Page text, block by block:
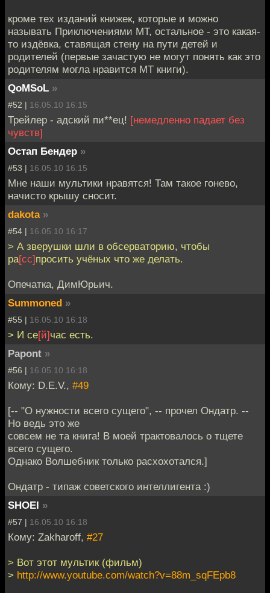
кроме тех изданий книжек, которые и можно
называть Приключениями МТ, остальное - это какая-
то издёвка, ставящая стену на пути детей и
родителей (первые зачастую не могут понять как это
родителям могла нравится МТ книги).
QoMSoL »
#52 | 16.05.10 16:15
Трейлер - адский пи**ец! [немедленно падает без
чувств]
Остап Бендер »
#53 | 16.05.10 16:15
Мне наши мультики нравятся! Там такое гонево,
начисто крышу сносит.
dakota »
#54 | 16.05.10 16:17
> А зверушки шли в обсерваторию, чтобы
ра[сc]просить учёных что же делать.
Опечатка, ДимЮрьич.
Summoned »
#55 | 16.05.10 16:18
> И се[й]час есть.
Papont »
#56 | 16.05.10 16:18
Кому: D.E.V., #49
[-- "О нужности всего сущего", -- прочел Ондатр. --
Но ведь это же
совсем не та книга! В моей трактовалось о тщете
всего сущего.
Однако Волшебник только расхохотался.]
Ондатр - типаж советского интеллигента :)
SHOEI »
#57 | 16.05.10 16:18
Кому: Zakharoff, #27
> Вот этот мультик (фильм)
> http://www.youtube.com/watch?v=88m_sqFEpb8